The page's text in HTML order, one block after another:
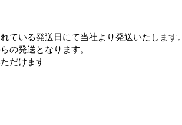
ている発送日にて当社より発送いたします。
の発送となります。
だけます